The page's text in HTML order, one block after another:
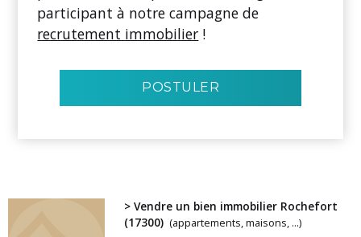
participant à notre campagne de
recrutement immobilier !
POSTULER
> Vendre un bien immobilier Rochefort
(17300) (appartements, maisons, ...)